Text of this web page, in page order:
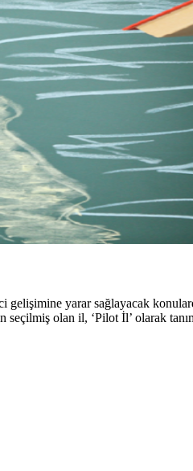
gelişimine yarar sağlayacak
olan il, ‘Pilot İl’ olarak